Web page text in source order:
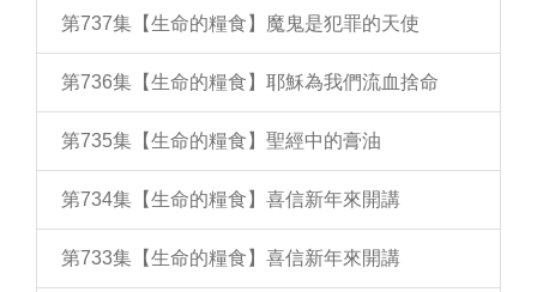
第737集【生命的糧食】魔鬼是犯罪的天使
第736集【生命的糧食】耶穌為我們流血捨命
第735集【生命的糧食】聖經中的膏油
第734集【生命的糧食】喜信新年來開講
第733集【生命的糧食】喜信新年來開講